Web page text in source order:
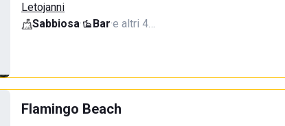
Letojanni
Sabbiosa· Bar·e altri 4…
Flamingo Beach